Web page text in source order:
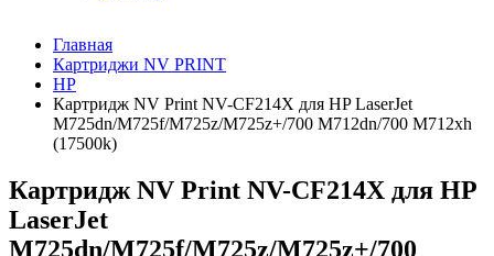
Главная
Картриджи NV PRINT
HP
Картридж NV Print NV-CF214X для HP LaserJet
M725dn/M725f/M725z/M725z+/700 M712dn/700 M712xh
(17500k)
Картридж NV Print NV-CF214X для HP
LaserJet
M725dn/M725f/M725z/M725z+/700